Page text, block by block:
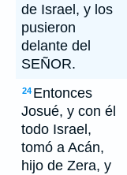
de Israel, y los
pusieron
delante del
SEÑOR.
24 Entonces
Josué, y con él
todo Israel,
tomó a Acán,
hijo de Zera, y